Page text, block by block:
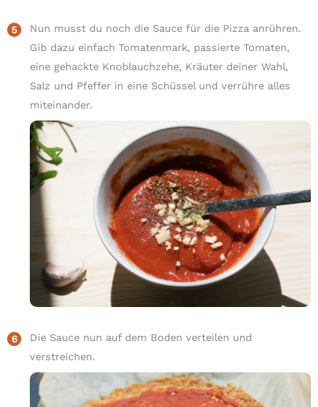
Nun musst du noch die Sauce für die Pizza anrühren.
Gib dazu einfach Tomatenmark, passierte Tomaten,
eine gehackte Knoblauchzehe, Kräuter deiner Wahl,
Salz und Pfeffer in eine Schüssel und verrühre alles
miteinander.
Die Sauce nun auf dem Boden verteilen und
verstreichen.